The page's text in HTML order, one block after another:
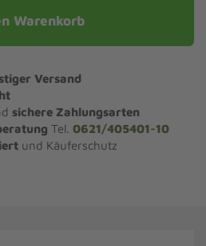
Warenkorb
Versand
sichere Zahlungsarten
Tel. 0621/405401-10
und Käuferschutz